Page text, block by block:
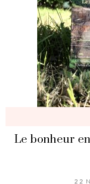
Le bonheur
22